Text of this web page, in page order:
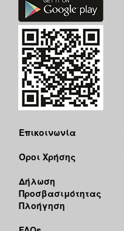
Επικοινωνία
Όροι Χρήσης
Δήλωση
Προσβασιμότητας
Πλοήγηση